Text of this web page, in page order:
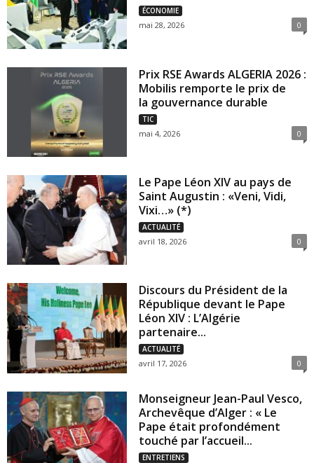
ÉCONOMIE
mai 28, 2026 0
Prix RSE Awards ALGERIA 2026 :
Mobilis remporte le prix de
la gouvernance durable
TIC
mai 4, 2026 0
Le Pape Léon XIV au pays de
Saint Augustin : «Veni, Vidi,
Vixi…» (*)
ACTUALITÉ
avril 18, 2026 0
Discours du Président de la
République devant le Pape
Léon XIV : L’Algérie
partenaire...
ACTUALITÉ
avril 17, 2026 0
Monseigneur Jean-Paul Vesco,
Archevêque d’Alger : « Le
Pape était profondément
touché par l’accueil...
ENTRETIENS